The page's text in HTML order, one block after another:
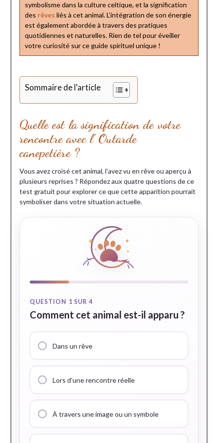
symbolisme dans la culture celtique, et la signification
des rêves liés à cet animal. L’intégration de son énergie
est également abordée à travers des pratiques
quotidiennes et naturelles. Rien de tel pour éveiller
votre curiosité sur ce guide spirituel unique !
Sommaire de l'article
Quelle est la signification de votre
rencontre avec l’ Outarde
canepetière ?
Vous avez croisé cet animal, l’avez vu en rêve ou aperçu à
plusieurs reprises ? Répondez aux quatre questions de ce
test gratuit pour explorer ce que cette apparition pourrait
symboliser dans votre situation actuelle.
QUESTION 1 SUR 4
Comment cet animal est-il apparu ?
Dans un rêve
Lors d’une rencontre réelle
À travers une image ou un symbole